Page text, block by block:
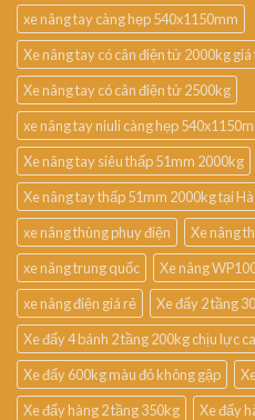
xe nâng tay càng hẹp 540x1150mm
Xe nâng tay có cân điện tử 2000kg giá
Xe nâng tay có cân điện tử 2500kg
xe nâng tay niuli càng hẹp
Xe nâng tay siêu thấp 51mm 2000kg
Xe nâng tay thấp 51mm 2000kg tại
xe nâng thùng phuy điện
Xe nâng
xe nâng trung quốc
Xe nâng
xe nâng điện giá rẻ
Xe đẩy 2 tầng
Xe đẩy 4 bánh 2 tầng 200kg chịu lực
Xe đẩy 600kg màu đỏ không gập
Xe đẩy hàng 2 tầng 350kg
Xe đẩy